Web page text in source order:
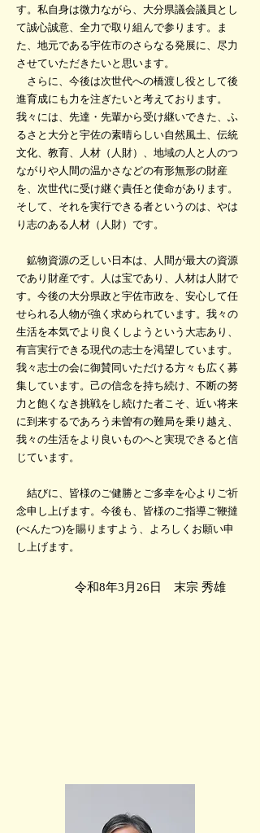
令和8年3月26日 末宗 秀雄
す。私自身は微力ながら、大分県議会議員とし
て誠心誠意、全力で取り組んで参ります。ま
た、地元である宇佐市のさらなる発展に、尽力
させていただきたいと思います。
さらに、今後は次世代への橋渡し役として後
進育成にも力を注ぎたいと考えております。
我々には、先達・先輩から受け継いできた、ふ
るさと大分と宇佐の素晴らしい自然風土、伝統
文化、教育、人材（人財）、地域の人と人のつ
ながりや人間の温かさなどの有形無形の財産
を、次世代に受け継ぐ責任と使命があります。
そして、それを実行できる者というのは、やは
り志のある人材（人財）です。
鉱物資源の乏しい日本は、人間が最大の資源
であり財産です。人は宝であり、人材は人財で
す。今後の大分県政と宇佐市政を、安心して任
せられる人物が強く求められています。我々の
生活を本気でより良くしようという大志あり、
有言実行できる現代の志士を渇望しています。
我々志士の会に御賛同いただける方々も広く募
集しています。己の信念を持ち続け、不断の努
力と飽くなき挑戦をし続けた者こそ、近い将来
に到来するであろう未曽有の難局を乗り越え、
我々の生活をより良いものへと実現できると信
じています。
結びに、皆様のご健勝とご多幸を心よりご祈
念申し上げます。 今後も、皆様のご指導ご鞭撻
(べんたつ)を賜りますよう、よろしくお願い申
し上げます。